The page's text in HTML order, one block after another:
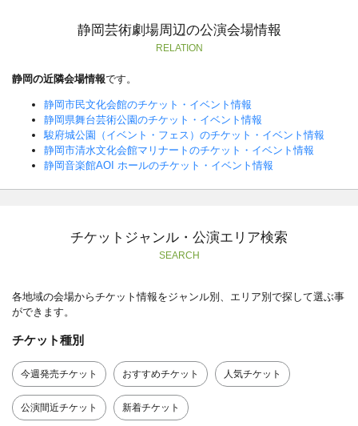
静岡芸術劇場周辺の公演会場情報
RELATION
静岡の近隣会場情報です。
静岡市民文化会館のチケット・イベント情報
静岡県舞台芸術公園のチケット・イベント情報
駿府城公園（イベント・フェス）のチケット・イベント情報
静岡市清水文化会館マリナートのチケット・イベント情報
静岡音楽館AOI ホールのチケット・イベント情報
チケットジャンル・公演エリア検索
SEARCH
各地域の会場からチケット情報をジャンル別、エリア別で探して選ぶ事
ができます。
チケット種別
今週発売チケット おすすめチケット 人気チケット
公演間近チケット 新着チケット